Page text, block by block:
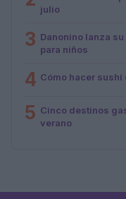
julio
3 Danonino lanza
para niños
4 Cómo hacer
5 Cinco destinos
verano